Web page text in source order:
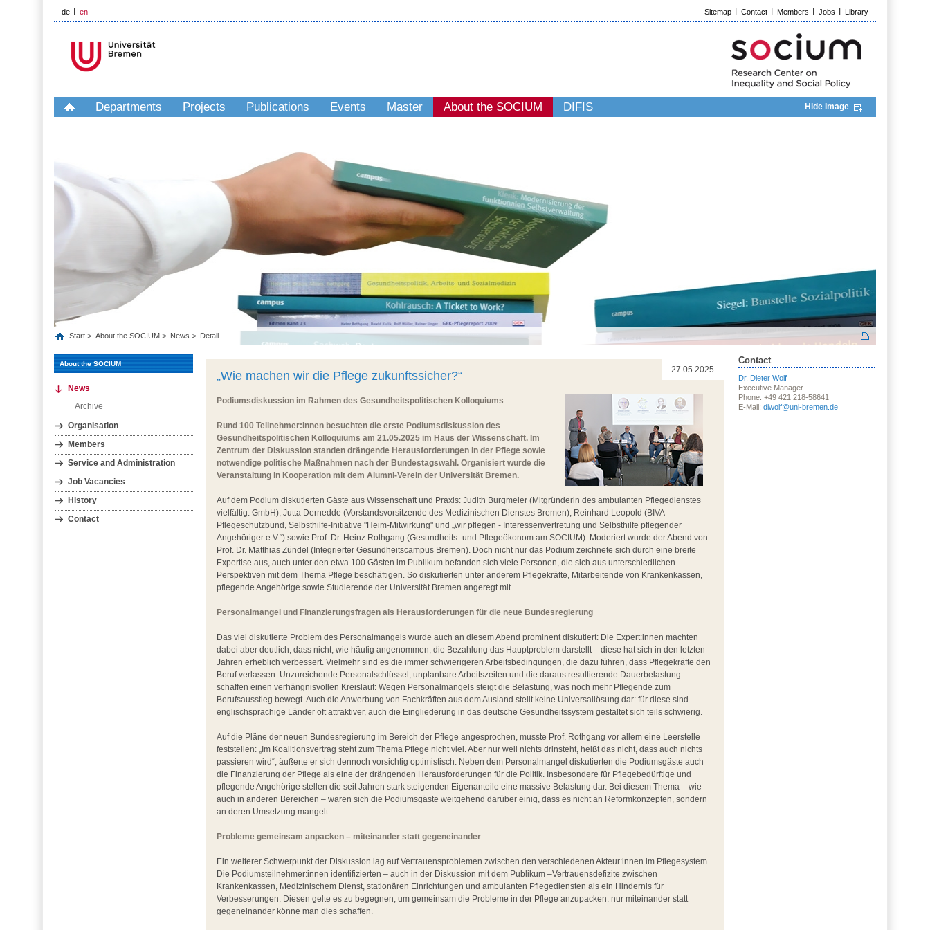
de en Sitemap Contact Members Jobs Library
Departments Projects Publications Events Master About the SOCIUM DIFIS Hide Image
Start About the SOCIUM News Detail
About the SOCIUM
News
Archive
Organisation
Members
Service and Administration
Job Vacancies
History
Contact
27.05.2025
„Wie machen wir die Pflege zukunftssicher?“
Podiumsdiskussion im Rahmen des Gesundheitspolitischen Kolloquiums
Rund 100 Teilnehmer:innen besuchten die erste Podiumsdiskussion des
Gesundheitspolitischen Kolloquiums am 21.05.2025 im Haus der Wissenschaft. Im
Zentrum der Diskussion standen drängende Herausforderungen in der Pflege sowie
notwendige politische Maßnahmen nach der Bundestagswahl. Organisiert wurde die
Veranstaltung in Kooperation mit dem Alumni-Verein der Universität Bremen.
Auf dem Podium diskutierten Gäste aus Wissenschaft und Praxis: Judith Burgmeier (Mitgründerin des ambulanten Pflegedienstes
vielfältig. GmbH), Jutta Dernedde (Vorstandsvorsitzende des Medizinischen Dienstes Bremen), Reinhard Leopold (BIVA-
Pflegeschutzbund, Selbsthilfe-Initiative "Heim-Mitwirkung" und „wir pflegen - Interessenvertretung und Selbsthilfe pflegender
Angehöriger e.V.“) sowie Prof. Dr. Heinz Rothgang (Gesundheits- und Pflegeökonom am SOCIUM). Moderiert wurde der Abend von
Prof. Dr. Matthias Zündel (Integrierter Gesundheitscampus Bremen). Doch nicht nur das Podium zeichnete sich durch eine breite
Expertise aus, auch unter den etwa 100 Gästen im Publikum befanden sich viele Personen, die sich aus unterschiedlichen
Perspektiven mit dem Thema Pflege beschäftigen. So diskutierten unter anderem Pflegekräfte, Mitarbeitende von Krankenkassen,
pflegende Angehörige sowie Studierende der Universität Bremen angeregt mit.
Personalmangel und Finanzierungsfragen als Herausforderungen für die neue Bundesregierung
Das viel diskutierte Problem des Personalmangels wurde auch an diesem Abend prominent diskutiert: Die Expert:innen machten
dabei aber deutlich, dass nicht, wie häufig angenommen, die Bezahlung das Hauptproblem darstellt – diese hat sich in den letzten
Jahren erheblich verbessert. Vielmehr sind es die immer schwierigeren Arbeitsbedingungen, die dazu führen, dass Pflegekräfte den
Beruf verlassen. Unzureichende Personalschlüssel, unplanbare Arbeitszeiten und die daraus resultierende Dauerbelastung
schaffen einen verhängnisvollen Kreislauf: Wegen Personalmangels steigt die Belastung, was noch mehr Pflegende zum
Berufsausstieg bewegt. Auch die Anwerbung von Fachkräften aus dem Ausland stellt keine Universallösung dar: für diese sind
englischsprachige Länder oft attraktiver, auch die Eingliederung in das deutsche Gesundheitssystem gestaltet sich teils schwierig.
Auf die Pläne der neuen Bundesregierung im Bereich der Pflege angesprochen, musste Prof. Rothgang vor allem eine Leerstelle
feststellen: „Im Koalitionsvertrag steht zum Thema Pflege nicht viel. Aber nur weil nichts drinsteht, heißt das nicht, dass auch nichts
passieren wird“, äußerte er sich dennoch vorsichtig optimistisch. Neben dem Personalmangel diskutierten die Podiumsgäste auch
die Finanzierung der Pflege als eine der drängenden Herausforderungen für die Politik. Insbesondere für Pflegebedürftige und
pflegende Angehörige stellen die seit Jahren stark steigenden Eigenanteile eine massive Belastung dar. Bei diesem Thema – wie
auch in anderen Bereichen – waren sich die Podiumsgäste weitgehend darüber einig, dass es nicht an Reformkonzepten, sondern
an deren Umsetzung mangelt.
Probleme gemeinsam anpacken – miteinander statt gegeneinander
Ein weiterer Schwerpunkt der Diskussion lag auf Vertrauensproblemen zwischen den verschiedenen Akteur:innen im Pflegesystem.
Die Podiumsteilnehmer:innen identifizierten – auch in der Diskussion mit dem Publikum –Vertrauensdefizite zwischen
Krankenkassen, Medizinischem Dienst, stationären Einrichtungen und ambulanten Pflegediensten als ein Hindernis für
Verbesserungen. Diesen gelte es zu begegnen, um gemeinsam die Probleme in der Pflege anzupacken: nur miteinander statt
gegeneinander könne man dies schaffen.
Contact
Dr. Dieter Wolf
Executive Manager
Phone: +49 421 218-58641
E-Mail: diwolf@uni-bremen.de